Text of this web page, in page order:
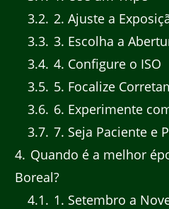
3.2 2. Ajuste a
3.3 3. Escolha a
3.4 4. Configure o ISO
3.5 5. Focalize
3.6 6. Experimente
3.7 7. Seja Paciente e
4 Quando é a melhor
Boreal?
4.1
1. Setembro a